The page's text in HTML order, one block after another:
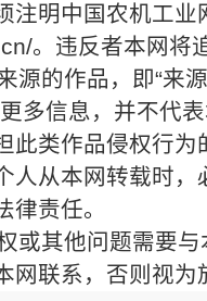
注明中国农机工业
。违反者本网将
源的作品，即“来
多信息，并不代
此类作品侵权行为
人从本网转载时，
责任。
或其他问题需要
网联系，否则视为